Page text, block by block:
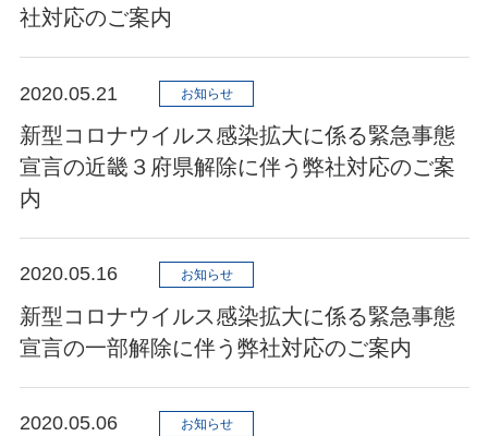
社対応のご案内
2020.05.21 お知らせ
新型コロナウイルス感染拡大に係る緊急事態
宣言の近畿３府県解除に伴う弊社対応のご案
内
2020.05.16 お知らせ
新型コロナウイルス感染拡大に係る緊急事態
宣言の一部解除に伴う弊社対応のご案内
2020.05.06 お知らせ